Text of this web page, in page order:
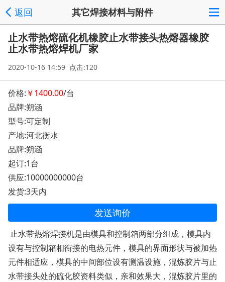
返回 其它焊接材料与附件
止水带热熔硫化机橡胶止水带接头热熔器橡胶
止水带热熔焊机厂家
2020-10-16 14:59 点击:120
价格: ￥1400.00/台
品牌:朔涵
型号:可定制
产地:河北衡水
品牌:朔涵
起订:1台
供应:10000000000台
发货:3天内
发送询价
止水带热熔焊接机是由模具和控制箱两部分组成，模具内
设有与控制箱相衔接的电热元件，模具的界面形状与被加热
元件相适应，模具的中间部位设有测温设施，混炼胶片与止
水带接头处的硫化胶资料类似，亲和效果大，混炼胶片里的